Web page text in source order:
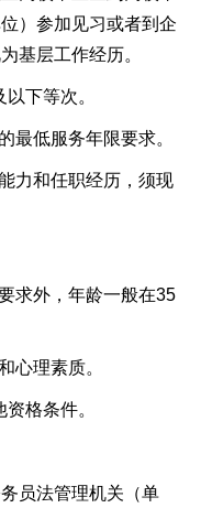
）参加见习或者到企
基层工作经历。
下等次。
低服务年限要求。
和任职经历，须现
外，年龄一般在35
理素质。
格条件。
员法管理机关（单